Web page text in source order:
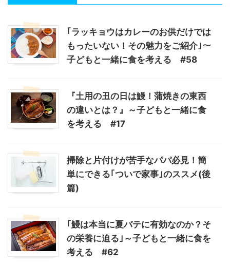
｢ラッキョウはカレーのお供だけでは
もったいない！その魅力をご紹介｣～
子どもと一緒に食を考える #58
『土用の丑の日は鰻！蒲焼きの東西
の違いとは？』～子どもと一緒に食
を考える #17
掃除と片付けが苦手なパパ必見！簡
単にできる｢ついで家事｣のススメ(後
篇)
｢鰻は本当に夏バテに有効なのか？そ
の栄養に迫る｣～子どもと一緒に食を
考える #62